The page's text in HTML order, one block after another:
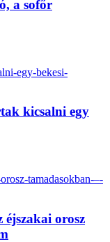
a sofőr
kicsalni egy
orosz